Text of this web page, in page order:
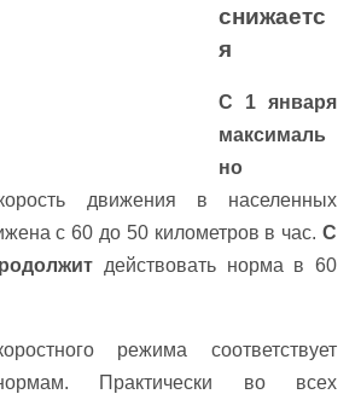
снижаетс
я
С 1 января
максималь
но
движения в населенных
с 60 до 50 километров в час. С
действовать норма в 60
режима соответствует
Практически во всех